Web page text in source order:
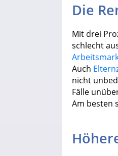
Die
Mit drei
schlecht
Auch
nicht
Fälle
Am besten